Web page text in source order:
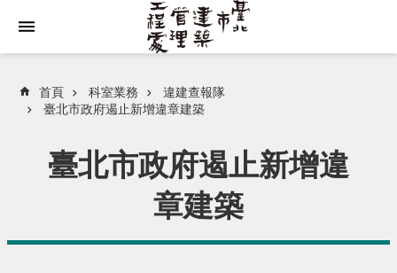
首頁 科室業務
違建查報隊
臺北市政府遏止新增違章建築
臺北市政府遏止新增違
章建築